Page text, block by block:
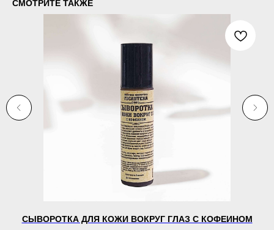
СМОТРИТЕ ТАКЖЕ
СЫВОРОТКА ДЛЯ КОЖИ ВОКРУГ ГЛАЗ С КОФЕИНОМ